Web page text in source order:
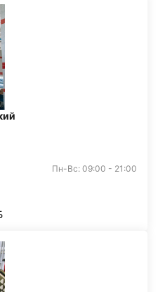
Пн-Вс: 09:00 - 21:00